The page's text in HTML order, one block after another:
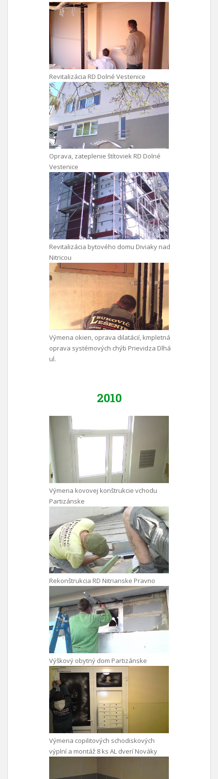
Revitalizácia RD Dolné Vestenice
Oprava, zateplenie štítoviek RD Dolné
Vestenice
Revitalizácia bytového domu Diviaky nad
Nitricou
Výmena okien, oprava dilatácií, kmpletná
oprava systémových chýb Prievidza Dlhá
ul.
2010
Výmena kovovej konštrukcie vchodu
Partizánske
Rekonštrukcia RD Nitrianske Pravno
Výškový obytný dom Partizánske
Výmena copilitových schodiskových
výplní a montáž 8 ks AL dverí Nováky